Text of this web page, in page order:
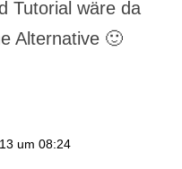
Tutorial wäre da
Alternative 🙂
um 08:24